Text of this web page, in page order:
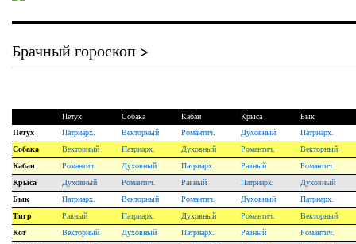
Брачный гороскоп >
Петух Собака Кабан Крыса
Бык
Петух
Патриарх Векторный Романтич Духовный Патриарх
Собака
Векторный Патриарх Духовный Романтич
Векторный
Кабан
Романтич Духовный Патриарх Равный Романтич
Крыса
Духовный Романтич Равный Патриарх
Духовный
Бык
Патриарх Векторный Романтич Духовный Патриарх
Тигр
Равный Патриарх Духовный Романтич
Векторный
Кот
Векторный Духовный Патриарх Равный Романтич